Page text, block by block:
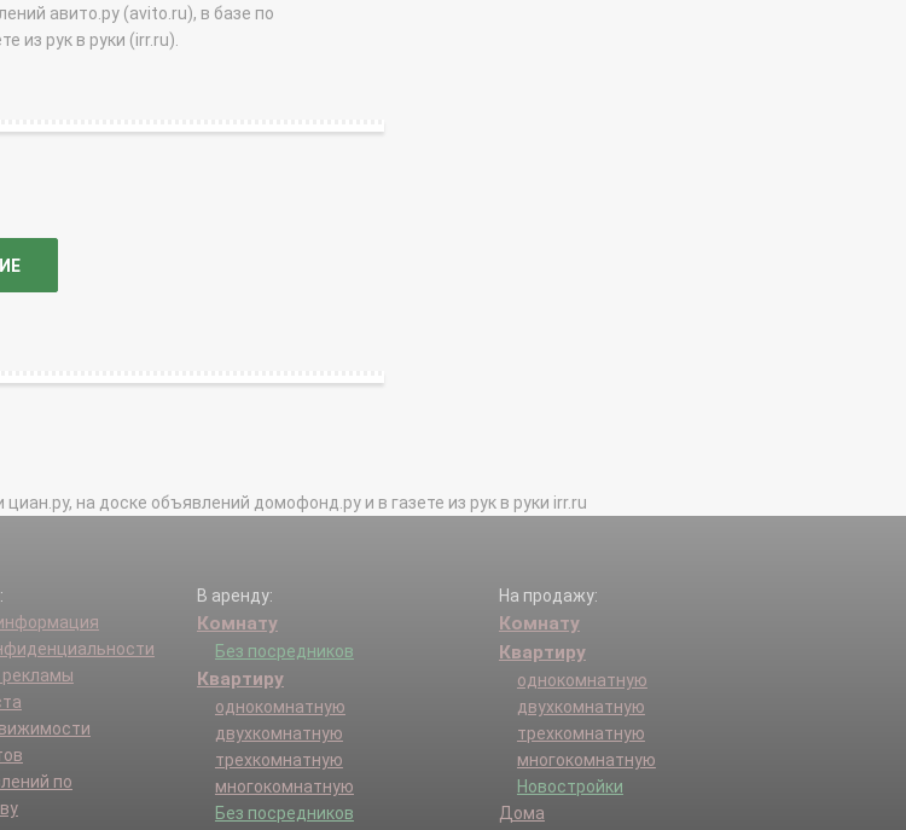
авито.ру (avito.ru), в базе по
из рук в руки (irr.ru).
на доске объявлений домофонд.ру и в газете из рук в руки irr.ru
по
В аренду:
Комнату
Без посредников
Квартиру
однокомнатную
двухкомнатную
трехкомнатную
многокомнатную
Без посредников
На продажу:
Комнату
Квартиру
однокомнатную
двухкомнатную
трехкомнатную
многокомнатную
Новостройки
Дома